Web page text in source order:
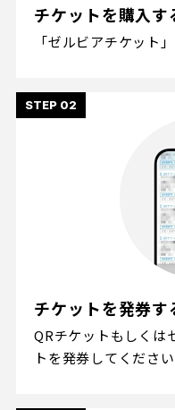
チケットを購入す
「ゼルビアチケット
チケットを発券す
QRチケットもしくは
トを発券してください